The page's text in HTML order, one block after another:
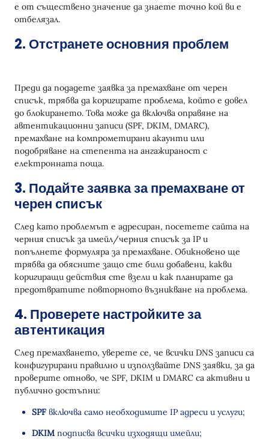
е от съществено значение да знаете точно кой ви е
отбелязал.
2. Отстранете основния проблем
Преди да подадете заявка за премахване от черен
списък, трябва да коригирате проблема, който е довел
до блокирането. Това може да включва оправяне на
автентикационни записи (SPF, DKIM, DMARC),
премахване на компрометирани акаунти или
подобряване на степента на ангажираност с
електронната поща.
3. Подайте заявка за премахване от
черен списък
След като проблемът е адресиран, посетете сайта на
черния списък за имейл/черния списък за IP и
попълнете формуляра за премахване. Обикновено ще
трябва да обясните защо сте били добавени, какви
коригиращи действия сте взели и как планирате да
предотвратите повторното възникване на проблема.
4. Проверете настройките за
автентикация
След премахването, уверете се, че всички DNS записи са
конфигурирани правилно и използвайте DNS заявки, за да
проверите отново, че SPF, DKIM и DMARC са активни и
публично достъпни:
SPF включва само необходимите IP адреси и услуги;
DKIM подписва всички изходящи имейли;